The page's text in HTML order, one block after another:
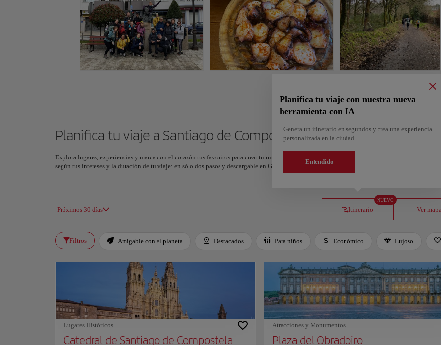
Planifica tu viaje a Santiago de Compostela
Explora lugares, experiencias y marca con el corazón tus favoritos para crear tu ruta y compartirla. ¿Quieres más ideas? Obtén un itinerario
según tus intereses y la duración de tu viaje: en sólo dos pasos y descargable en Google Maps.
Próximos 30 días Itinerario
NUEVO
Planifica tu viaje con nuestra nueva
herramienta con IA
Genera un itinerario en segundos y crea una experiencia
personalizada en la ciudad.
Entendido
Ver mapa
Filtros Amigable con el planeta Destacados Para niños Económico Lujoso
Lugares Históricos
Catedral de Santiago de Compostela
Atracciones y Monumentos
Plaza del Obradoiro